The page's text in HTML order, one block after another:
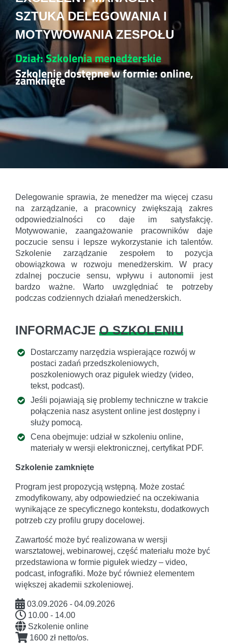
SZTUKA DELEGOWANIA I
MOTYWOWANIA ZESPOŁU
Dział: Szkolenia menedżerskie
Szkolenie dostępne w formie: online,
zamknięte
Delegowanie sprawia, że menedżer ma więcej czasu
na zarządzanie, a pracownicy zwiększają zakres
odpowiedzialności co daje im satysfakcję.
Motywowanie, zaangażowanie pracowników daje
poczucie sensu i lepsze wykorzystanie ich talentów.
Szkolenie zarządzanie zespołem to pozycja
obowiązkowa w rozwoju menedżerskim. W pracy
zdalnej poczucie sensu, wpływu i autonomii jest
bardzo ważne. Warto uwzględniać te potrzeby
podczas codziennych działań menedżerskich.
INFORMACJE O SZKOLENIU
Dostarczamy narzędzia wspierające rozwój w
postaci zadań przedszkoleniowych,
poszkoleniowych oraz pigułek wiedzy (video,
tekst, podcast).
Jeśli pojawiają się problemy techniczne w trakcie
połączenia nasz asystent online jest dostępny i
służy pomocą.
Cena obejmuje: udział w szkoleniu online,
materiały w wersji elektronicznej, certyfikat PDF.
Szkolenie zamknięte
Program jest propozycją wstępną. Może zostać
zmodyfikowany, aby odpowiedzieć na oczekiwania
wynikające ze specyficznego kontekstu, dodatkowych
potrzeb czy profilu grupy docelowej.
Zawartość może być realizowana w wersji
warsztatowej, webinarowej, część materiału może być
przedstawiona w formie pigułek wiedzy – video,
podcast, infografiki. Może być również elementem
większej akademii szkoleniowej.
03.09.2026 - 04.09.2026
10.00 - 14.00
Szkolenie online
1600 zł netto/os.